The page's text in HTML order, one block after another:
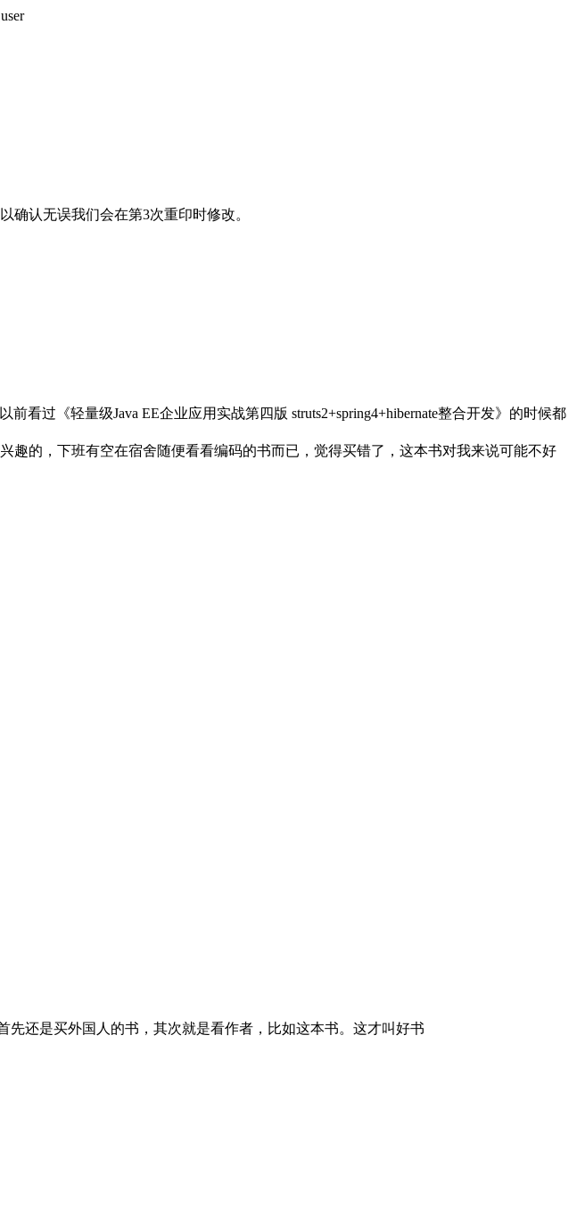
确认无误我们会在第3次重印时修改。
过《轻量级Java EE企业应用实战第四版 struts2+spring4+hibernate整合开发》的时候都
的，下班有空在宿舍随便看看编码的书而已，觉得买错了，这本书对我来说可能不好
还是买外国人的书，其次就是看作者，比如这本书。这才叫好书